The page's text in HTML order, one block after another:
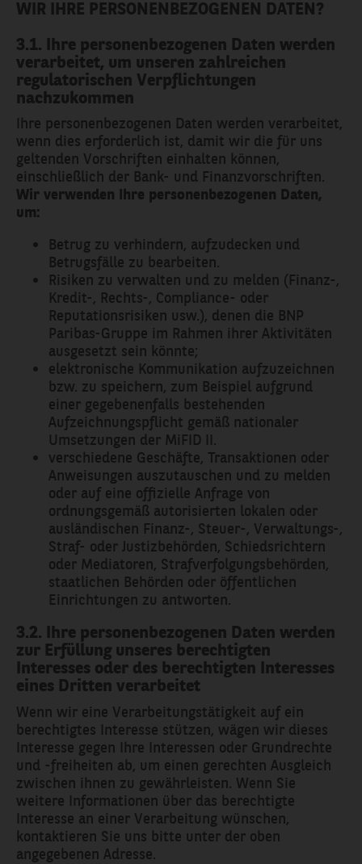
WIR IHRE PERSONENBEZOGENEN DATEN?
3.1. Ihre personenbezogenen Daten werden
verarbeitet, um unseren zahlreichen
regulatorischen Verpflichtungen
nachzukommen
Ihre personenbezogenen Daten werden verarbeitet,
wenn dies erforderlich ist, damit wir die für uns
geltenden Vorschriften einhalten können,
einschließlich der Bank- und Finanzvorschriften.
Wir verwenden Ihre personenbezogenen Daten,
um:
Betrug zu verhindern, aufzudecken und
Betrugsfälle zu bearbeiten.
Risiken zu verwalten und zu melden (Finanz-,
Kredit-, Rechts-, Compliance- oder
Reputationsrisiken usw.), denen die BNP
Paribas-Gruppe im Rahmen ihrer Aktivitäten
ausgesetzt sein könnte;
elektronische Kommunikation aufzuzeichnen
bzw. zu speichern, zum Beispiel aufgrund
einer gegebenenfalls bestehenden
Aufzeichnungspflicht gemäß nationaler
Umsetzungen der MiFID II.
verschiedene Geschäfte, Transaktionen oder
Anweisungen auszutauschen und zu melden
oder auf eine offizielle Anfrage von
ordnungsgemäß autorisierten lokalen oder
ausländischen Finanz-, Steuer-, Verwaltungs-,
Straf- oder Justizbehörden, Schiedsrichtern
oder Mediatoren, Strafverfolgungsbehörden,
staatlichen Behörden oder öffentlichen
Einrichtungen zu antworten.
3.2. Ihre personenbezogenen Daten werden
zur Erfüllung unseres berechtigten
Interesses oder des berechtigten Interesses
eines Dritten verarbeitet
Wenn wir eine Verarbeitungstätigkeit auf ein
berechtigtes Interesse stützen, wägen wir dieses
Interesse gegen Ihre Interessen oder Grundrechte
und -freiheiten ab, um einen gerechten Ausgleich
zwischen ihnen zu gewährleisten. Wenn Sie
weitere Informationen über das berechtigte
Interesse an einer Verarbeitung wünschen,
kontaktieren Sie uns bitte unter der oben
angegebenen Adresse.